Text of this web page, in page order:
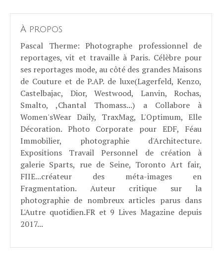
À propos
Pascal Therme: Photographe professionnel de
reportages, vit et travaille à Paris. Célèbre pour
ses reportages mode, au côté des grandes Maisons
de Couture et de P.AP. de luxe(Lagerfeld, Kenzo,
Castelbajac, Dior, Westwood, Lanvin, Rochas,
Smalto, ,Chantal Thomass...) a Collabore à
Women'sWear Daily, TraxMag, L'Optimum, Elle
Décoration. Photo Corporate pour EDF, Féau
Immobilier, photographie d'Architecture.
Expositions Travail Personnel de création à
galerie Sparts, rue de Seine, Toronto Art fair,
FIIE...créateur des méta-images en
Fragmentation. Auteur critique sur la
photographie de nombreux articles parus dans
L'Autre quotidien.FR et 9 Lives Magazine depuis
2017...